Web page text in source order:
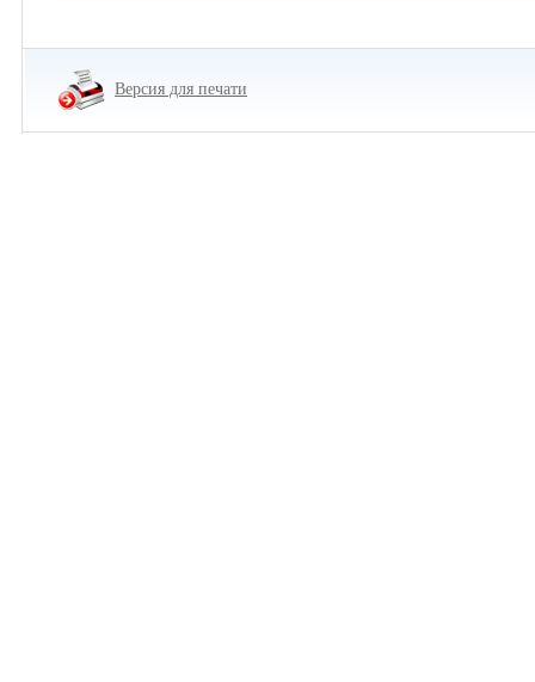
Версия для печати